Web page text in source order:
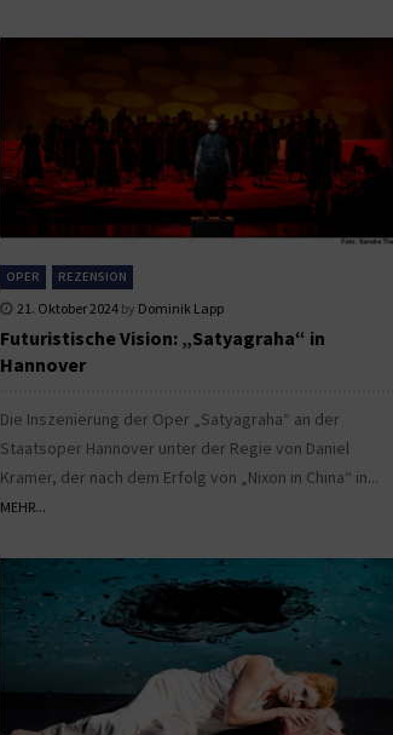
OPER REZENSION
21. Oktober 2024 by Dominik Lapp
Futuristische Vision: „Satyagraha“ in
Hannover
Die Inszenierung der Oper „Satyagraha“ an der
Staatsoper Hannover unter der Regie von Daniel
Kramer, der nach dem Erfolg von „Nixon in China“ in...
MEHR...